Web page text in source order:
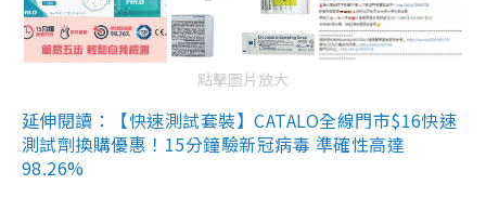
點擊圖片放大
延伸閱讀：【快速測試套裝】CATALO全線門市$16快速
測試劑換購優惠！15分鐘驗新冠病毒 準確性高達
98.26%